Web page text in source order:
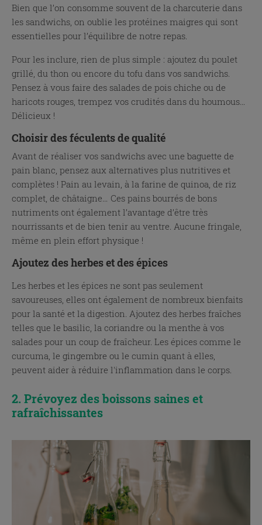
Bien que l’on consomme souvent de la charcuterie dans
les sandwichs, on oublie les protéines maigres qui sont
essentielles pour l’équilibre de notre repas.
Pour les inclure, rien de plus simple : ajoutez du poulet
grillé, du thon ou encore du tofu dans vos sandwichs.
Pensez à vous faire des salades de pois chiche ou de
haricots rouges, trempez vos crudités dans du houmous…
Délicieux !
Choisir des féculents de qualité
Avant de réaliser vos sandwichs avec une baguette de
pain blanc, pensez aux alternatives plus nutritives et
complètes ! Pain au levain, à la farine de quinoa, de riz
complet, de châtaigne… Ces pains bourrés de bons
nutriments ont également l’avantage d’être très
nourrissants et de bien tenir au ventre. Aucune fringale,
même en plein effort physique !
Ajoutez des herbes et des épices
Les herbes et les épices ne sont pas seulement
savoureuses, elles ont également de nombreux bienfaits
pour la santé et la digestion. Ajoutez des herbes fraîches
telles que le basilic, la coriandre ou la menthe à vos
salades pour un coup de fraîcheur. Les épices comme le
curcuma, le gingembre ou le cumin quant à elles,
peuvent aider à réduire l'inflammation dans le corps.
2. Prévoyez des boissons saines et
rafraîchissantes